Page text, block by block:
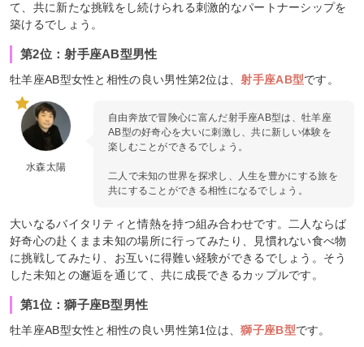
て、共に新たな挑戦をし続けられる刺激的なパートナーシップを
築けるでしょう。
第2位：射手座AB型男性
牡羊座AB型女性と相性の良い男性第2位は、射手座AB型です。
水森太陽
自由奔放で冒険心に富んだ射手座AB型は、牡羊座
AB型の好奇心を大いに刺激し、共に新しい体験を
楽しむことができるでしょう。
二人で未知の世界を探求し、人生を豊かにする旅を
共にすることができる相性になるでしょう。
大いなるバイタリティと情熱を持つ組み合わせです。二人ならば
好奇心の赴くまま未知の場所に行ってみたり、見慣れない食べ物
に挑戦してみたり、お互いに得難い経験ができるでしょう。そう
した未知との邂逅を通じて、共に成長できるカップルです。
第1位：獅子座B型男性
牡羊座AB型女性と相性の良い男性第1位は、獅子座B型です。